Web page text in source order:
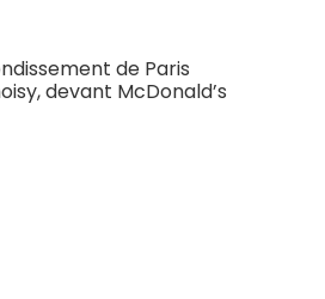
de Paris
devant McDonald’s